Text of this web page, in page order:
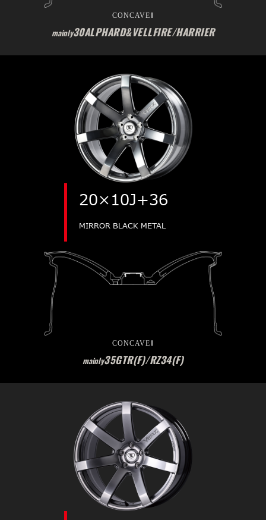
CONCAVEⅡ
mainly30ALPHARD&VELLFIRE/HARRIER
20×10J+36
MIRROR BLACK METAL
CONCAVEⅡ
mainly35GTR(F)/RZ34(F)